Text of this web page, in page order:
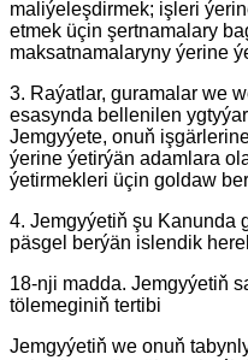
maliýeleşdirmek; işleri
etmek üçin şertnamalary
maksatnamalaryny ýerine
3. Raýatlar, guramalar we
esasynda bellenilen
Jemgyýete, onuň
ýerine ýetirýän adamlara
ýetirmekleri üçin goldaw
4. Jemgyýetiň şu Kanunda
päsgel berýän islendik
18-nji madda. Jemgyýetiň
tölemeginiň tertibi
Jemgyýetiň we onuň